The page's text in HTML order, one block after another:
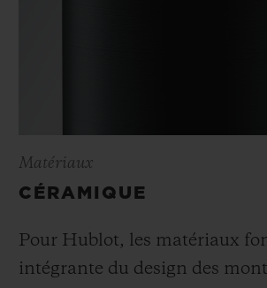
Matériaux
CÉRAMIQUE
Pour Hublot, les matériaux
intégrante du design des